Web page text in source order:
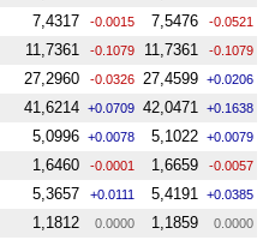
7,4317 -0.0015 7,5476 -0.0521
11,7361 -0.1079 11,7361 -0.1079
27,2960 -0.0326 27,4599 +0.0206
41,6214 +0.0709 42,0471 +0.1638
5,0996 +0.0078 5,1022 +0.0079
1,6460 -0.0001 1,6659 -0.0057
5,3657 +0.0111 5,4191 +0.0385
1,1812 0.0000 1,1859 0.0000